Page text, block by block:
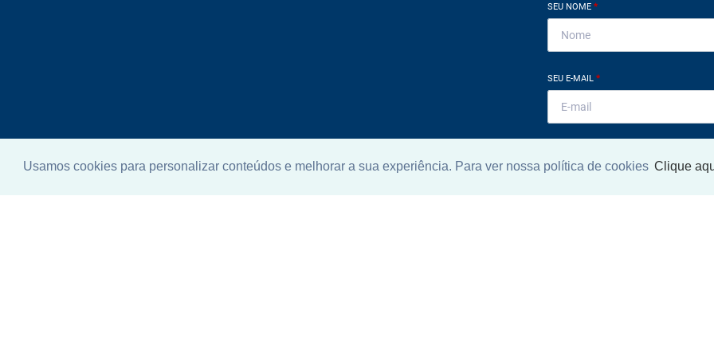
Usamos cookies para personalizar conteúdos e melhorar a sua experiência. Para ver nossa política de cookies Clique
SEU NOME *
SEU E-MAIL *